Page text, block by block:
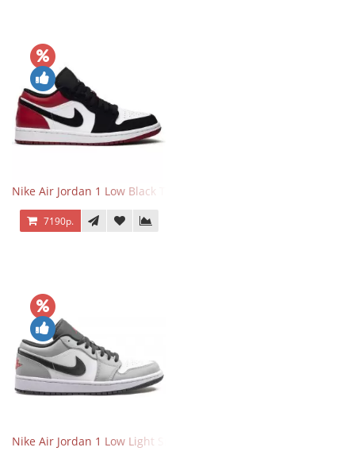
Nike Air Jordan 1 Low Black Toe
7190р.
Nike Air Jordan 1 Low Light Smoke Grey